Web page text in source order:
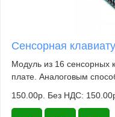
Сенсорная
Модуль из 16 сенсорных
плате. Аналоговым
150.00р. Без НДС: